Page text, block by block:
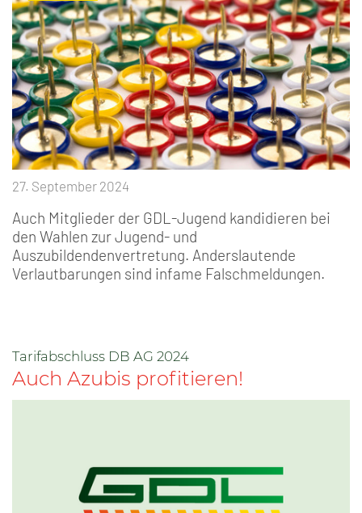
27. September 2024
Auch Mitglieder der GDL-Jugend kandidieren bei
den Wahlen zur Jugend- und
Auszubildendenvertretung. Anderslautende
Verlautbarungen sind infame Falschmeldungen.
Tarifabschluss DB AG 2024
Auch Azubis profitieren!